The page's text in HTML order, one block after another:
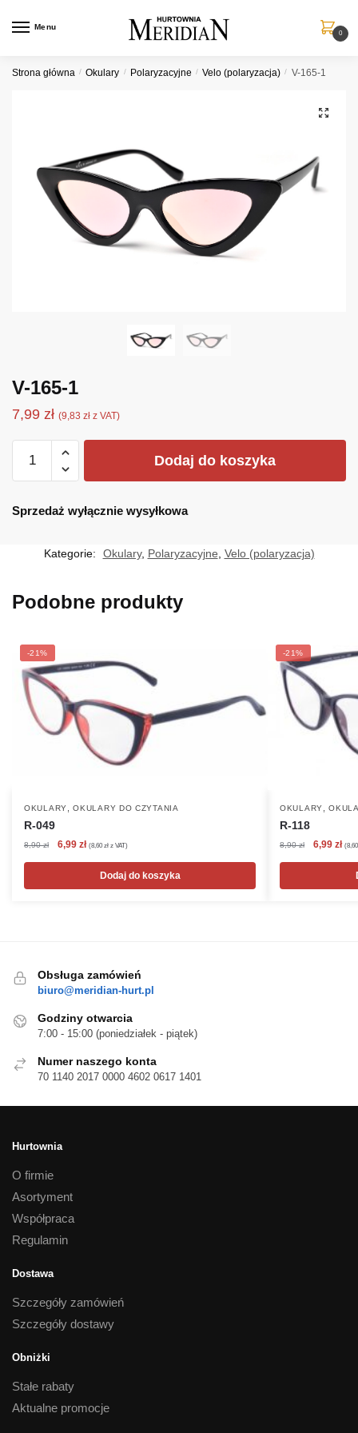
Menu
0
Strona główna / Okulary / Polaryzacyjne / Velo (polaryzacja) / V-165-1
V-165-1
7,99 zł (9,83 zł z VAT)
1
Dodaj do koszyka
Sprzedaż wyłącznie wysyłkowa
Kategorie: Okulary, Polaryzacyjne, Velo (polaryzacja)
Podobne produkty
-21%
OKULARY ,OKULARY DO CZYTANIA
R-049
8,90zł
Pierwotna
8,90 zł.
6,99 złAktualna
wynosi:
6,99 zł.
(8,60 zł z VAT)
Dodaj do koszyka
-21%
OKULARY ,
R-118
8,90zł
Pierwotna
8,90 zł.
6,99 zł (
Obsługa zamówień
biuro@meridian-hurt.pl
Godziny otwarcia
7:00 - 15:00 (poniedziałek - piątek)
Numer naszego konta
70 1140 2017 0000 4602 0617 1401
Hurtownia
O firmie
Asortyment
Współpraca
Regulamin
Dostawa
Szczegóły zamówień
Szczegóły dostawy
Obniżki
Stałe rabaty
Aktualne promocje